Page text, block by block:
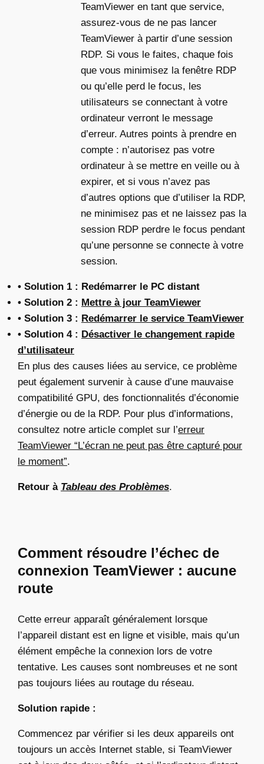
TeamViewer en tant que service,
assurez-vous de ne pas lancer
TeamViewer à partir d’une session
RDP. Si vous le faites, chaque fois
que vous minimisez la fenêtre RDP
ou qu’elle perd le focus, les
utilisateurs se connectant à votre
ordinateur verront le message
d’erreur. Autres points à prendre en
compte : n’autorisez pas votre
ordinateur à se mettre en veille ou à
expirer, et si vous n’avez pas
d’autres options que d’utiliser la RDP,
ne minimisez pas et ne laissez pas la
session RDP perdre le focus pendant
qu’une personne se connecte à votre
session.
• Solution 1 : Redémarrer le PC distant
• Solution 2 : Mettre à jour TeamViewer
• Solution 3 : Redémarrer le service TeamViewer
• Solution 4 : Désactiver le changement rapide
d’utilisateur
En plus des causes liées au service, ce problème
peut également survenir à cause d’une mauvaise
compatibilité GPU, des fonctionnalités d’économie
d’énergie ou de la RDP. Pour plus d’informations,
consultez notre article complet sur l’erreur
TeamViewer “L’écran ne peut pas être capturé pour
le moment”.
Retour à Tableau des Problèmes.
Comment résoudre l’échec de
connexion TeamViewer : aucune
route
Cette erreur apparaît généralement lorsque
l’appareil distant est en ligne et visible, mais qu’un
élément empêche la connexion lors de votre
tentative. Les causes sont nombreuses et ne sont
pas toujours liées au routage du réseau.
Solution rapide :
Commencez par vérifier si les deux appareils ont
toujours un accès Internet stable, si TeamViewer